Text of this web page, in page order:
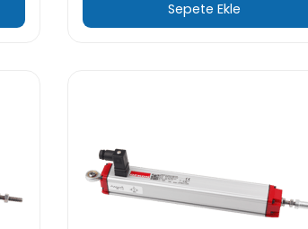
Sepete Ekle